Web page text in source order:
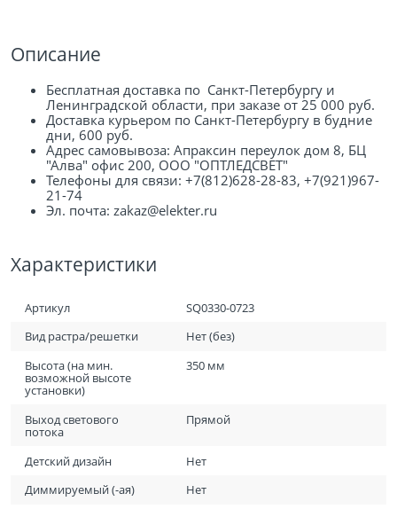
Описание
Бесплатная доставка по Санкт-Петербургу и
Ленинградской области, при заказе от 25 000 руб.
Доставка курьером по Санкт-Петербургу в будние
дни, 600 руб.
Адрес самовывоза: Апраксин переулок дом 8, БЦ
"Алва" офис 200, ООО "ОПТЛЕДСВЕТ"
Телефоны для связи: +7(812)628-28-83, +7(921)967-
21-74
Эл. почта: zakaz@elekter.ru
Характеристики
Артикул
SQ0330-0723
Вид растра/решетки
Нет (без)
Высота (на мин.
возможной высоте
установки)
350 мм
Выход светового
потока
Прямой
Детский дизайн
Нет
Диммируемый (-ая)
Нет